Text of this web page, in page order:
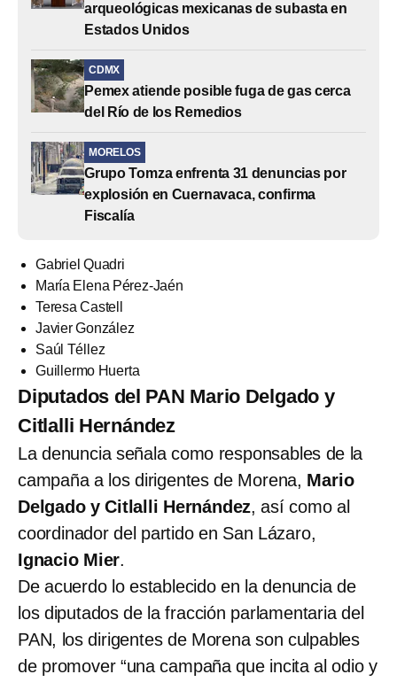
arqueológicas mexicanas de subasta en
Estados Unidos
CDMX
Pemex atiende posible fuga de gas cerca
del Río de los Remedios
MORELOS
Grupo Tomza enfrenta 31 denuncias por
explosión en Cuernavaca, confirma
Fiscalía
Gabriel Quadri
María Elena Pérez-Jaén
Teresa Castell
Javier González
Saúl Téllez
Guillermo Huerta
Diputados del PAN Mario Delgado y
Citlalli Hernández
La denuncia señala como responsables de la
campaña a los dirigentes de Morena, Mario
Delgado y Citlalli Hernández, así como al
coordinador del partido en San Lázaro,
Ignacio Mier.
De acuerdo lo establecido en la denuncia de
los diputados de la fracción parlamentaria del
PAN, los dirigentes de Morena son culpables
de promover “una campaña que incita al odio y